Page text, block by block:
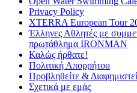
Privacy Policy
XTERRA European Tour
Έλληνες Αθλητές με
πρωτάθλημα IRONMAN
Καλώς ήρθατε!
Πολιτική Απορρήτου
Προβληθείτε &
Σχετικά με εμάς